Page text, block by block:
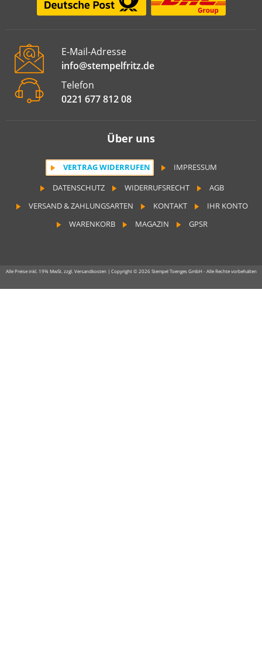
E-Mail-Adresse
info@stempelfritz.de
Telefon
0221 677 812 08
Über uns
VERTRAG WIDERRUFEN
IMPRESSUM
DATENSCHUTZ
WIDERRUFSRECHT
AGB
VERSAND & ZAHLUNGSARTEN
KONTAKT
IHR KONTO
WARENKORB
MAGAZIN GPSR
Alle Preise inkl. 19% MwSt. zzgl. Versandkosten | Copyright © 2026 Stempel Toenges GmbH - Alle Rechte vorbehalten